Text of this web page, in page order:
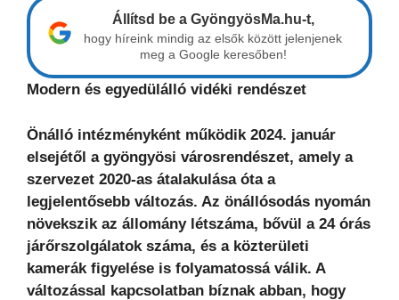
Állítsd be a GyöngyösMa.hu-t,
hogy híreink mindig az elsők között jelenjenek
meg a Google keresőben!
Modern és egyedülálló vidéki rendészet
Önálló intézményként működik 2024. január
elsejétől a gyöngyösi városrendészet, amely a
szervezet 2020-as átalakulása óta a
legjelentősebb változás. Az önállósodás nyomán
növekszik az állomány létszáma, bővül a 24 órás
járőrszolgálatok száma, és a közterületi
kamerák figyelése is folyamatossá válik. A
változással kapcsolatban bíznak abban, hogy